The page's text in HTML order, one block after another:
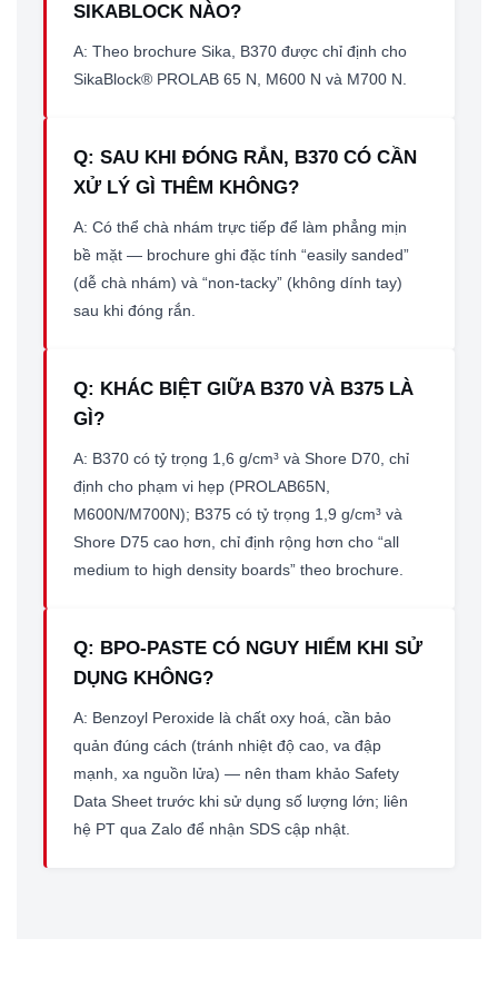
SIKABLOCK NÀO?
A: Theo brochure Sika, B370 được chỉ định cho
SikaBlock® PROLAB 65 N, M600 N và M700 N.
Q: SAU KHI ĐÓNG RẮN, B370 CÓ CẦN
XỬ LÝ GÌ THÊM KHÔNG?
A: Có thể chà nhám trực tiếp để làm phẳng mịn
bề mặt — brochure ghi đặc tính “easily sanded”
(dễ chà nhám) và “non-tacky” (không dính tay)
sau khi đóng rắn.
Q: KHÁC BIỆT GIỮA B370 VÀ B375 LÀ
GÌ?
A: B370 có tỷ trọng 1,6 g/cm³ và Shore D70, chỉ
định cho phạm vi hẹp (PROLAB65N,
M600N/M700N); B375 có tỷ trọng 1,9 g/cm³ và
Shore D75 cao hơn, chỉ định rộng hơn cho “all
medium to high density boards” theo brochure.
Q: BPO-PASTE CÓ NGUY HIỂM KHI SỬ
DỤNG KHÔNG?
A: Benzoyl Peroxide là chất oxy hoá, cần bảo
quản đúng cách (tránh nhiệt độ cao, va đập
mạnh, xa nguồn lửa) — nên tham khảo Safety
Data Sheet trước khi sử dụng số lượng lớn; liên
hệ PT qua Zalo để nhận SDS cập nhật.